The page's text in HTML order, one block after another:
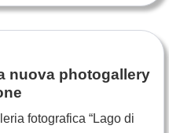
nuova photogallery
fotografica “Lago di